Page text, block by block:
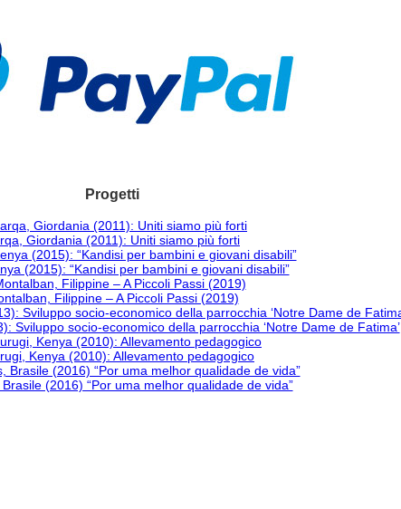
Progetti
Giordania (2011): Uniti siamo più forti
(2015): “Kandisi per bambini e giovani disabili”
Filippine – A Piccoli Passi (2019)
Sviluppo socio-economico della parrocchia ‘Notre Dame de Fatima’
Kenya (2010): Allevamento pedagogico
(2016) “Por uma melhor qualidade de vida”